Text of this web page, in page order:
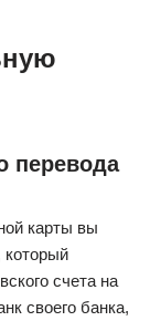
перевода
карты вы
который
счета на
своего банка,